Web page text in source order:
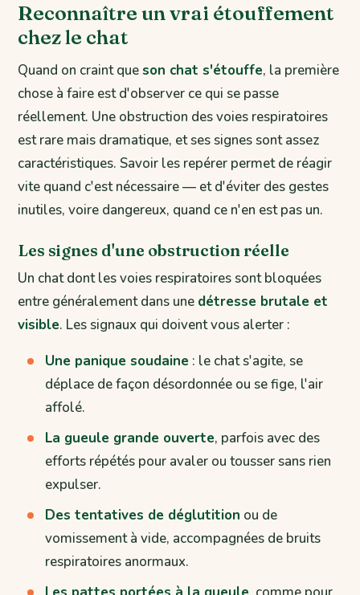
Reconnaître un vrai étouffement
chez le chat
Quand on craint queson chat s'étouffe, la première
chose à faire est d'observer ce qui se passe
réellement. Une obstruction des voies respiratoires
est rare mais dramatique, et ses signes sont assez
caractéristiques. Savoir les repérer permet de réagir
vite quand c'est nécessaire — et d'éviter des gestes
inutiles, voire dangereux, quand ce n'en est pas un.
Les signes d'une obstruction réelle
Un chat dont les voies respiratoires sont bloquées
entre généralement dans une détresse brutale et
visible. Les signaux qui doivent vous alerter :
Une panique soudaine : le chat s'agite, se
déplace de façon désordonnée ou se fige, l'air
affolé.
La gueule grande ouverte, parfois avec des
efforts répétés pour avaler ou tousser sans rien
expulser.
Des tentatives de déglutition ou de
vomissement à vide, accompagnées de bruits
respiratoires anormaux.